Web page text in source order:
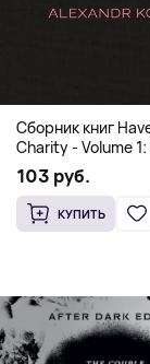
Сборник книг
Charity - Volume
Volume 2: Virtues
103 руб.
КУПИТЬ